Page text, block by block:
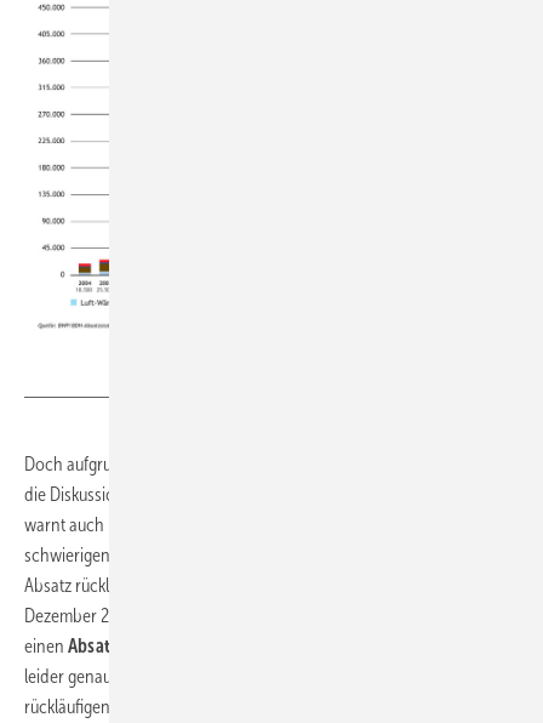
Doch aufgrund der großen Verunsicherung der Verbraucher durch
die Diskussion um das Gebäudeenergiegesetz und die Förderung
warnt auch
schwierigen ersten halben Jahr: „Seit Juni 2023 ist der Trend beim
Absatz rückläufig. Besonders alarmierend ist der jüngste Einbruch im
Dezember 2023 – im Vergleich zum Vorjahr haben wir im Dezember
einen Absatzrückgang um über 40 %
leider genau das eingetreten, wovor wir auf Grundlage der
rückläufigen Zahl an Förderanträgen bereits seit dem Sommer